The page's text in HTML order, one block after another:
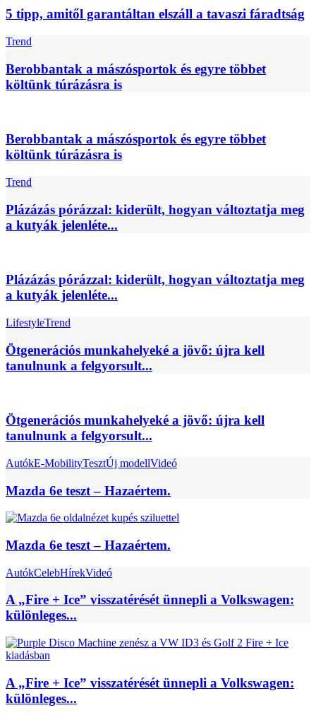
5 tipp, amitől garantáltan elszáll a tavaszi fáradtság
Trend
Berobbantak a mászósportok és egyre többet
költünk túrázásra is
Berobbantak a mászósportok és egyre többet
költünk túrázásra is
Trend
Plázázás pórázzal: kiderült, hogyan változtatja meg
a kutyák jelenléte...
Plázázás pórázzal: kiderült, hogyan változtatja meg
a kutyák jelenléte...
LifestyleTrend
Ötgenerációs munkahelyeké a jövő: újra kell
tanulnunk a felgyorsult...
Ötgenerációs munkahelyeké a jövő: újra kell
tanulnunk a felgyorsult...
AutókE-MobilityTesztÚj modellVideó
Mazda 6e teszt – Hazaértem.
Mazda 6e teszt – Hazaértem.
AutókCelebHírekVideó
A „Fire + Ice” visszatérését ünnepli a Volkswagen:
különleges...
A „Fire + Ice” visszatérését ünnepli a Volkswagen:
különleges...